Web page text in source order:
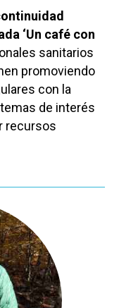
‘Un café con
sanitarios
promoviendo
con la
de interés
recursos